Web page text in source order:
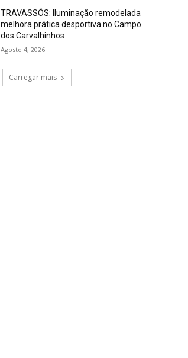
TRAVASSÓS: Iluminação remodelada
melhora prática desportiva no Campo
dos Carvalhinhos
Agosto 4, 2026
Carregar mais